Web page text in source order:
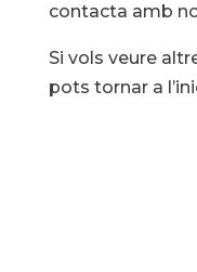
contacta amb
Si vols veure
pots tornar a